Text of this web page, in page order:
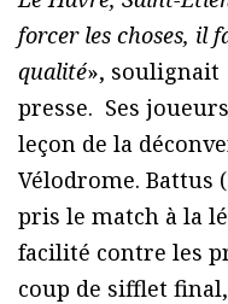
forcer les choses, il
qualité», soulignait
presse. Ses
leçon de la
Vélodrome. Battus
pris le match à la
facilité contre les
coup de sifflet